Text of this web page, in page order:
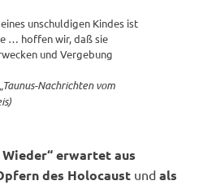
eines unschuldigen Kindes ist
… hoffen wir, daß sie
und Vergebung
Nachrichten vom
erwartet aus
des Holocaust und als